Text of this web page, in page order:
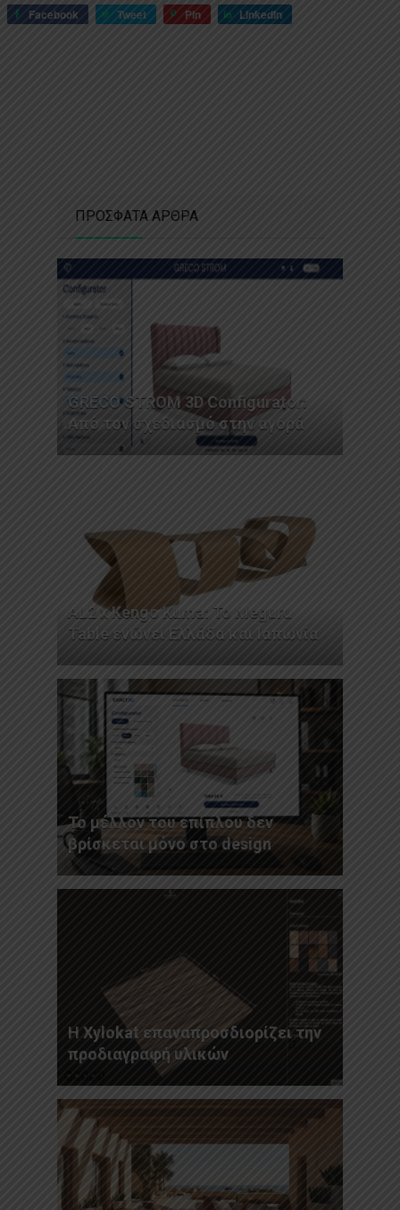
Facebook Tweet Pin LinkedIn
ΠΡΟΣΦΑΤΑ ΑΡΘΡΑ
GRECO STROM 3D Configurator:
Από τον σχεδιασμό στην αγορά
AL2 x Kengo Kuma: Το Meguru
Table ενώνει Ελλάδα και Ιαπωνία
Το μέλλον του επίπλου δεν
βρίσκεται μόνο στο design
Η Xylokat επαναπροσδιορίζει την
προδιαγραφή υλικών